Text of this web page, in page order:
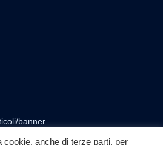
banner
cookie, anche di terze parti, per